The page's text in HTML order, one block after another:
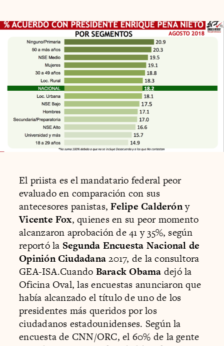
El priista es el mandatario federal peor
evaluado en comparación con sus
antecesores panistas,Felipe Calderóny
Vicente Fox, quienes en su peor momento
alcanzaron aprobación de 41 y 35%, según
reportó la Segunda Encuesta Nacional de
Opinión Ciudadana2017, de la consultora
GEA-ISA.Cuando Barack Obama dejó la
Oficina Oval, las encuestas anunciaron que
había alcanzado el título de uno de los
presidentes más queridos por los
ciudadanos estadounidenses. Según la
encuesta de CNN/ORC, el 60% de la gente